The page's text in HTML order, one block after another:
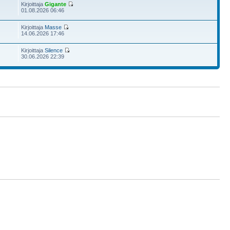
KirjoittajaGigante
01.08.2026 06:46
Kirjoittaja Masse
14.06.2026 17:46
KirjoittajaSilence
30.06.2026 22:39